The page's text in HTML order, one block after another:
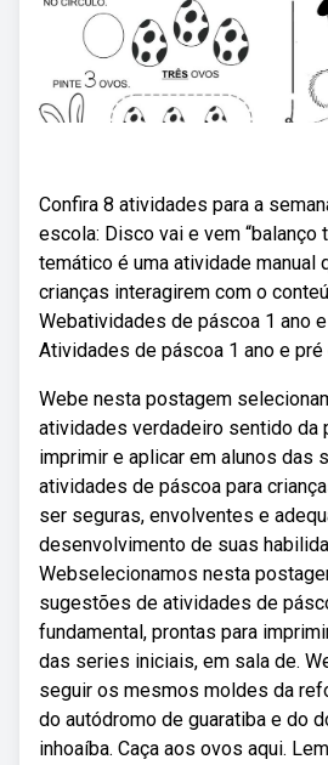
Confira 8 atividades para a
escola: Disco vai e vem “balanço
temático é uma atividade manual
crianças interagirem com o
Webatividades de páscoa 1 ano
Atividades de páscoa 1 ano e pré
Webe nesta postagem
atividades verdadeiro sentido da
imprimir e aplicar em alunos das
atividades de páscoa para
ser seguras, envolventes e
desenvolvimento de suas
Webselecionamos nesta
sugestões de atividades de
fundamental, prontas para
das series iniciais, em sala de.
seguir os mesmos moldes da
do autódromo de guaratiba e do
inhoaíba. Caça aos ovos aqui.